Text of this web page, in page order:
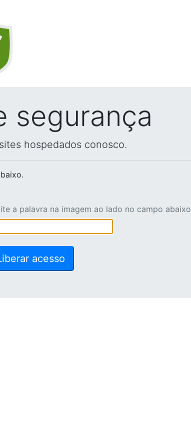
segurança
hospedados conosco.
a palavra na imagem ao lado no campo abaixo